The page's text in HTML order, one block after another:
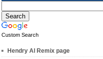
Custom Search
Hendry Al Remix page